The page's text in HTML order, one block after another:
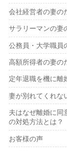
会社経営者の妻の
サラリーマンの妻
公務員・大学職員
高額所得者の妻の
定年退職を機に離
妻が別れてくれな
夫はなぜ離婚に同
の対処方法とは？
お客様の声